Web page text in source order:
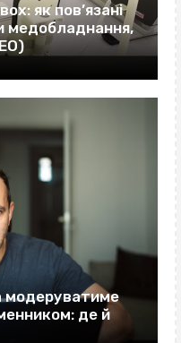
як пов’язані
медобладнання,
модеруватиме
де й